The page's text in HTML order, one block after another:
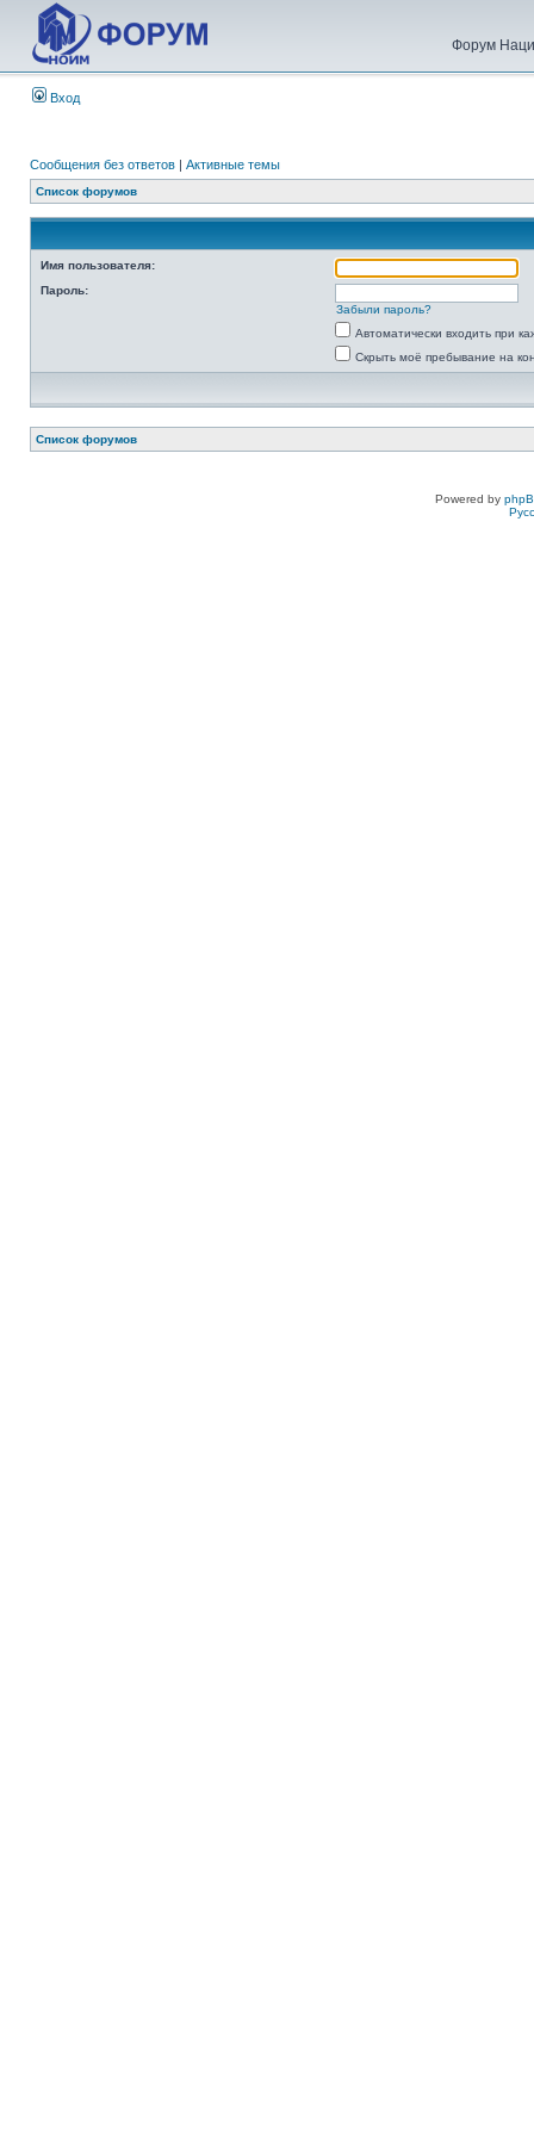
Форум
Вход
Сообщения без ответов | Активные темы
Список форумов
Имя пользователя:
Пароль:
Забыли пароль?
Автоматически входить при
Скрыть моё пребывание на
Список форумов
Powered by